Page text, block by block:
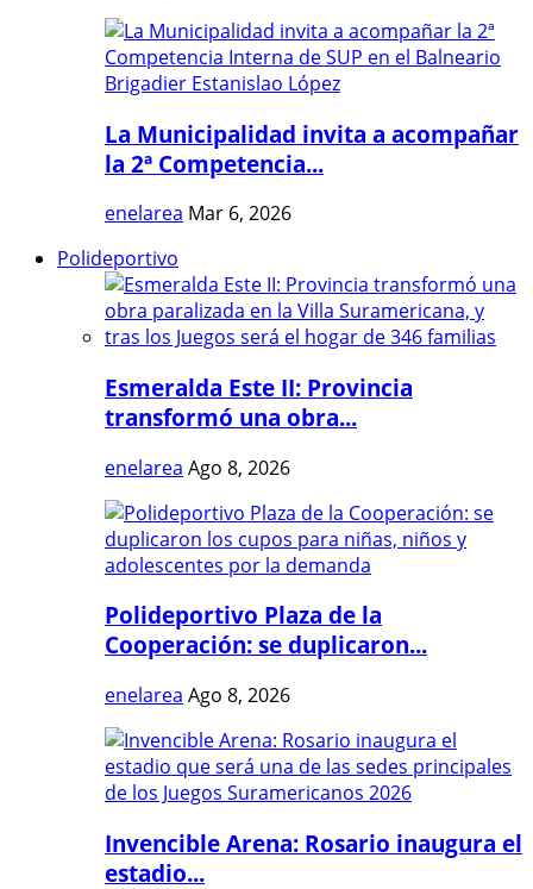
La Municipalidad invita a acompañar
la 2ª Competencia...
enelarea Mar 6, 2026
Polideportivo
Esmeralda Este II: Provincia
transformó una obra...
enelarea Ago 8, 2026
Polideportivo Plaza de la
Cooperación: se duplicaron...
enelarea Ago 8, 2026
Invencible Arena: Rosario inaugura el
estadio...